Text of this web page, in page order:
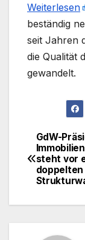
Weiterlesen
beständig
seit Jahren
die Qualität
gewandelt.
GdW-
steht vor
doppelten